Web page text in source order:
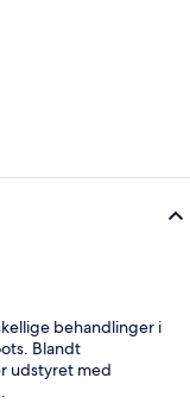
behandlinger i
Blandt
udstyret med